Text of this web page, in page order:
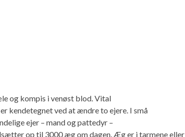
og kompis i venøst ​​blod. Vital
kendetegnet ved at ændre to ejere. I små
ejer – mand og pattedyr –
op til 3000 æg om dagen. Æg er i tarmene eller